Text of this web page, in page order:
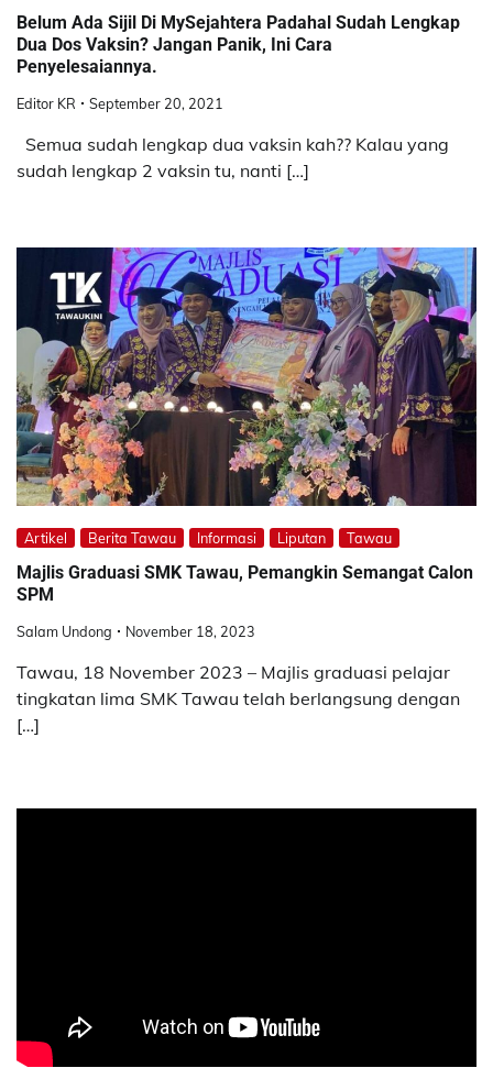
Belum Ada Sijil Di MySejahtera Padahal Sudah Lengkap
Dua Dos Vaksin? Jangan Panik, Ini Cara
Penyelesaiannya.
Editor KR September 20, 2021
Semua sudah lengkap dua vaksin kah?? Kalau yang
sudah lengkap 2 vaksin tu, nanti […]
Artikel Berita Tawau Informasi Liputan Tawau
Majlis Graduasi SMK Tawau, Pemangkin Semangat Calon
SPM
Salam Undong November 18, 2023
Tawau, 18 November 2023 – Majlis graduasi pelajar
tingkatan lima SMK Tawau telah berlangsung dengan
[…]